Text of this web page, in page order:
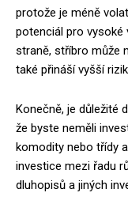
protože je méně
potenciál pro vysoké
straně, stříbro může
také přináší vyšší
Konečně, je důležité
že byste neměli
komodity nebo třídy
investice mezi řadu
dluhopisů a jiných